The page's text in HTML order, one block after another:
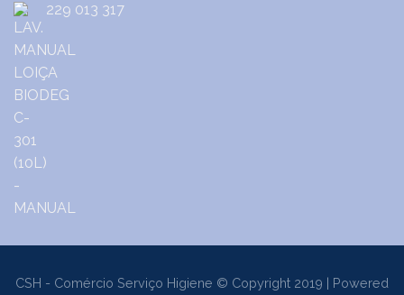
229 013 317
CSH - Comércio Serviço Higiene © Copyright 2019 | Powered